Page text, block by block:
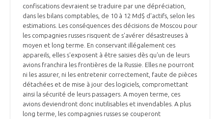
confiscations devraient se traduire par une dépréciation,
dans les bilans comptables, de 10 à 12 Md$ d'actifs, selon les
estimations. Les conséquences des décisions de Moscou pour
les compagnies russes risquent de s'avérer désastreuses à
moyen et long terme. En conservant illégalement ces
appareils, elles s'exposent à être saisies dès qu'un de leurs
avions franchira les frontières de la Russie. Elles ne pourront
ni les assurer, ni les entretenir correctement, faute de pièces
détachées et de mise à jour des logiciels, compromettant
ainsi la sécurité de leurs passagers. A moyen terme, ces
avions deviendront donc inutilisables et invendables. A plus
long terme, les compagnies russes se couperont